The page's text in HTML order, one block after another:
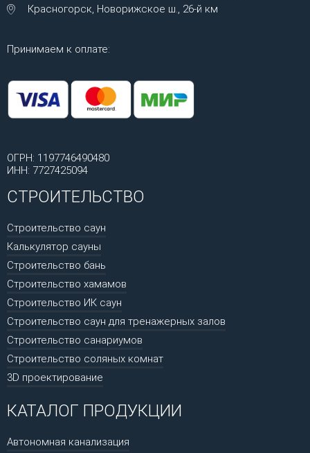
Красногорск, Новорижское ш., 26-й км
Принимаем к оплате:
ОГРН: 1197746490480
ИНН: 7727425094
СТРОИТЕЛЬСТВО
Строительство саун
Калькулятор сауны
Строительство бань
Строительство хамамов
Строительство ИК саун
Строительство саун для тренажерных залов
Строительство санариумов
Строительство соляных комнат
3D проектирование
КАТАЛОГ ПРОДУКЦИИ
Автономная канализация